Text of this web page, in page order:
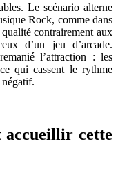
Le scénario alterne
Rock, comme dans
contrairement aux
d’un jeu d’arcade.
l’attraction : les
qui cassent le rythme
accueillir cette